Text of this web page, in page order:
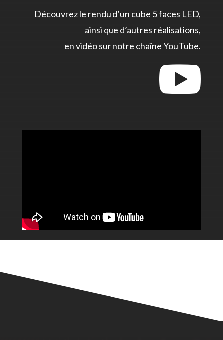
Découvrez le rendu d’un cube 5 faces LED,
ainsi que d’autres réalisations,
en vidéo sur notre chaîne YouTube.
